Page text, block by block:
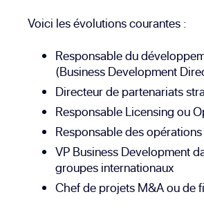
Voici les évolutions courantes :
Responsable du
(Business Development
Directeur de partenariats
Responsable Licensing ou
Responsable des
VP Business Development
groupes internationaux
Chef de projets M&A ou de